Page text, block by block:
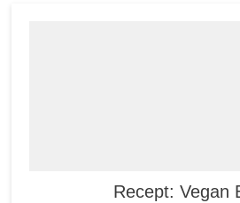
Recept: Vegan